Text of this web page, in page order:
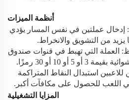
أنظمة الميزات
إدخال عملتين في نفس المسار يؤدي
يزيد من التشويق والانخراط.
العملة التي تهبط في قنوات صندوق
5 أو 10 أو 30 رمزًا.
استبدال النقاط المتراكمة
اللعب للحصول على مكافآت أكبر.
المزايا التشغيلية